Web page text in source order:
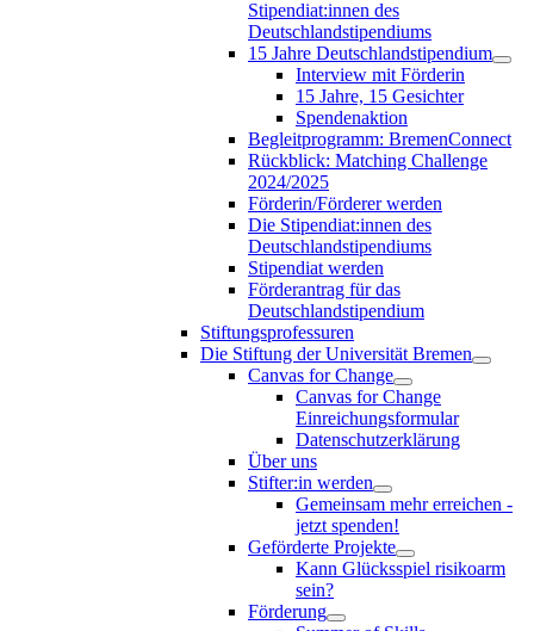
Stipendiat:innen des
Deutschlandstipendiums
15 Jahre Deutschlandstipendium
Interview mit Förderin
15 Jahre, 15 Gesichter
Spendenaktion
Begleitprogramm: BremenConnect
Rückblick: Matching Challenge
2024/2025
Förderin/Förderer werden
Die Stipendiat:innen des
Deutschlandstipendiums
Stipendiat werden
Förderantrag für das
Deutschlandstipendium
Stiftungsprofessuren
Die Stiftung der Universität Bremen
Canvas for Change
Canvas for Change
Einreichungsformular
Datenschutzerklärung
Über uns
Stifter:in werden
Gemeinsam mehr erreichen -
jetzt spenden!
Geförderte Projekte
Kann Glücksspiel risikoarm
sein?
Förderung